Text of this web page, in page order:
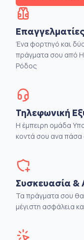
Ένα φορτηγό και
πράγματα σου από
Ρόδος
Τηλεφωνική
Η έμπειρη ομάδα
κοντά σου ανα πάσα
Συσκευασία &
Τα πράγματα σου θα
μέγιστη ασφάλεια